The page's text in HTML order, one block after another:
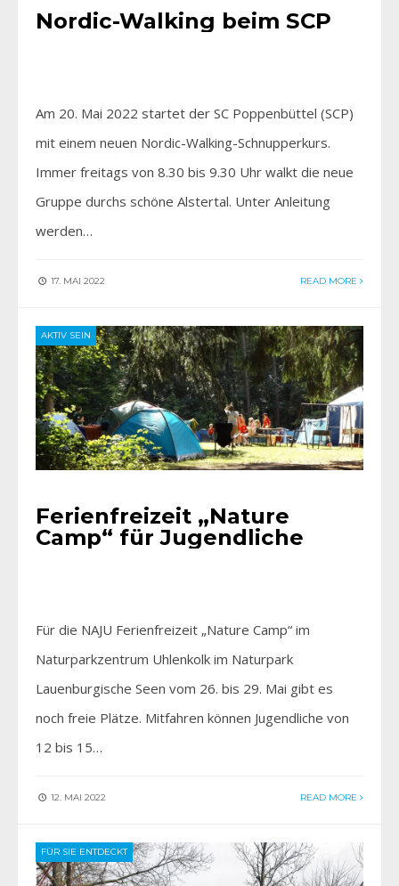
Nordic-Walking beim SCP
Am 20. Mai 2022 startet der SC Poppenbüttel (SCP)
mit einem neuen Nordic-Walking-Schnupperkurs.
Immer freitags von 8.30 bis 9.30 Uhr walkt die neue
Gruppe durchs schöne Alstertal. Unter Anleitung
werden…
17. MAI 2022 READ MORE
AKTIV SEIN
Ferienfreizeit „Nature
Camp“ für Jugendliche
Für die NAJU Ferienfreizeit „Nature Camp“ im
Naturparkzentrum Uhlenkolk im Naturpark
Lauenburgische Seen vom 26. bis 29. Mai gibt es
noch freie Plätze. Mitfahren können Jugendliche von
12 bis 15…
12. MAI 2022 READ MORE
FÜR SIE ENTDECKT